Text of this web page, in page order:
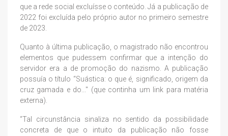
que a rede social excluísse o conteúdo. Já a publicação de
2022 foi excluída pelo próprio autor no primeiro semestre
de 2023.
Quanto à última publicação, o magistrado não encontrou
elementos que pudessem confirmar que a intenção do
servidor era a de promoção do nazismo. A publicação
possuía o título “Suástica: o que é, significado, origem da
cruz gamada e do..." (que continha um link para matéria
externa).
“Tal circunstância sinaliza no sentido da possibilidade
concreta de que o intuito da publicação não fosse